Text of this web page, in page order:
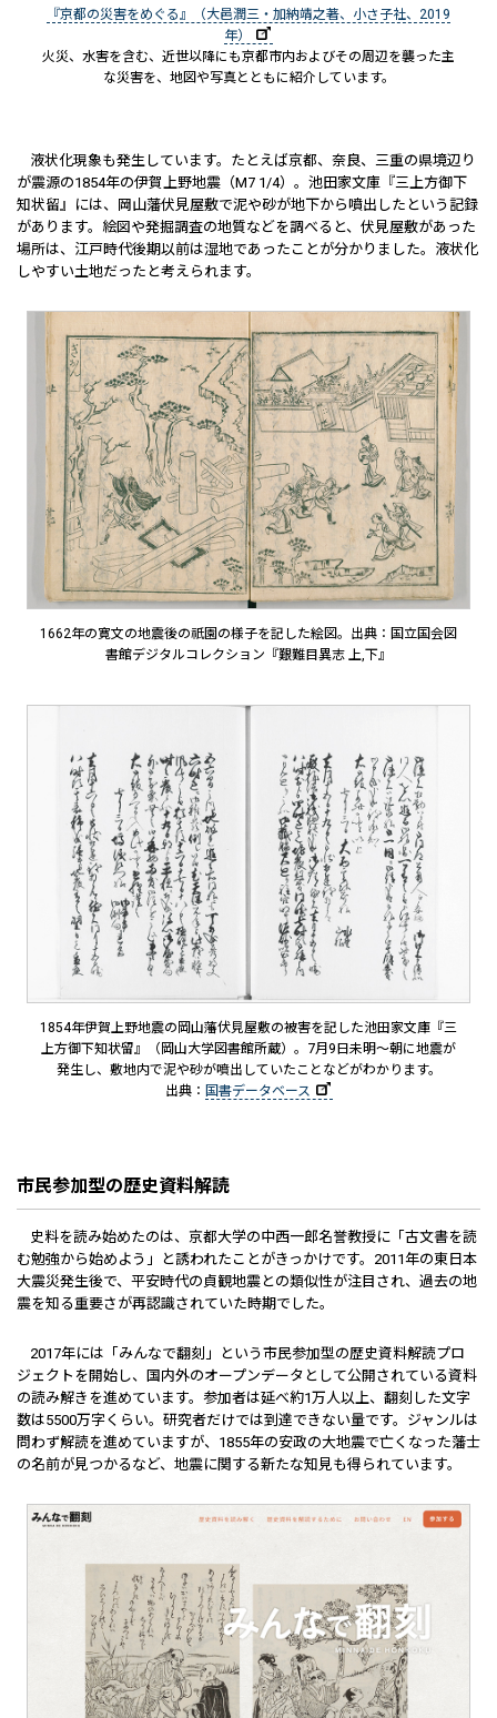
『京都の災害をめぐる』（大邑潤三・加納靖之著、小さ子社、2019
年）
火災、水害を含む、近世以降にも京都市内およびその周辺を襲った主
な災害を、地図や写真とともに紹介しています。
液状化現象も発生しています。たとえば京都、奈良、三重の県境辺り
が震源の1854年の伊賀上野地震（M7 1/4）。池田家文庫『三上方御下
知状留』には、岡山藩伏見屋敷で泥や砂が地下から噴出したという記録
があります。絵図や発掘調査の地質などを調べると、伏見屋敷があった
場所は、江戸時代後期以前は湿地であったことが分かりました。液状化
しやすい土地だったと考えられます。
1662年の寛文の地震後の祇園の様子を記した絵図。出典：国立国会図
書館デジタルコレクション『艱難目異志 上,下』
1854年伊賀上野地震の岡山藩伏見屋敷の被害を記した池田家文庫『三
上方御下知状留』（岡山大学図書館所蔵）。7月9日未明～朝に地震が
発生し、敷地内で泥や砂が噴出していたことなどがわかります。
出典： 国書データベース
市民参加型の歴史資料解読
史料を読み始めたのは、京都大学の中西一郎名誉教授に「古文書を読
む勉強から始めよう」と誘われたことがきっかけです。2011年の東日本
大震災発生後で、平安時代の貞観地震との類似性が注目され、過去の地
震を知る重要さが再認識されていた時期でした。
2017年には「みんなで翻刻」という市民参加型の歴史資料解読プロ
ジェクトを開始し、国内外のオープンデータとして公開されている資料
の読み解きを進めています。参加者は延べ約1万人以上、翻刻した文字
数は5500万字くらい。研究者だけでは到達できない量です。ジャンルは
問わず解読を進めていますが、1855年の安政の大地震で亡くなった藩士
の名前が見つかるなど、地震に関する新たな知見も得られています。